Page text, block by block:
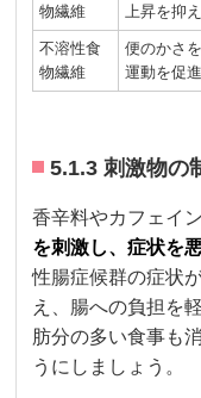
物繊維
上昇を抑
不溶性食
物繊維
便のかさ
運動を促
5.1.3 刺激物の
香辛料やカフェイ
を刺激し、症状を
性腸症候群の症状
え、腸への負担を
肪分の多い食事も
うにしましょう。